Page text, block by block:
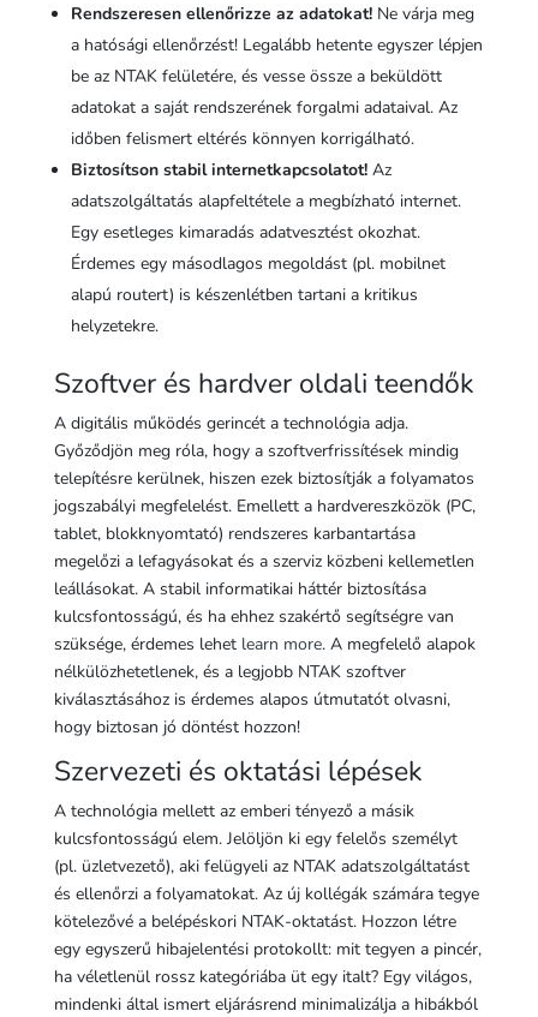
Rendszeresen ellenőrizze az adatokat!Ne várja meg
a hatósági ellenőrzést! Legalább hetente egyszer lépjen
be az NTAK felületére, és vesse össze a beküldött
adatokat a saját rendszerének forgalmi adataival. Az
időben felismert eltérés könnyen korrigálható.
Biztosítson stabil internetkapcsolatot!Az
adatszolgáltatás alapfeltétele a megbízható internet.
Egy esetleges kimaradás adatvesztést okozhat.
Érdemes egy másodlagos megoldást (pl. mobilnet
alapú routert) is készenlétben tartani a kritikus
helyzetekre.
Szoftver és hardver oldali teendők
A digitális működés gerincét a technológia adja.
Győződjön meg róla, hogy a szoftverfrissítések mindig
telepítésre kerülnek, hiszen ezek biztosítják a folyamatos
jogszabályi megfelelést. Emellett a hardvereszközök (PC,
tablet, blokknyomtató) rendszeres karbantartása
megelőzi a lefagyásokat és a szerviz közbeni kellemetlen
leállásokat. A stabil informatikai háttér biztosítása
kulcsfontosságú, és ha ehhez szakértő segítségre van
szüksége, érdemes lehet learn more. A megfelelő alapok
nélkülözhetetlenek, és a legjobb NTAK szoftver
kiválasztásához is érdemes alapos útmutatót olvasni,
hogy biztosan jó döntést hozzon!
Szervezeti és oktatási lépések
A technológia mellett az emberi tényező a másik
kulcsfontosságú elem. Jelöljön ki egy felelős személyt
(pl. üzletvezető), aki felügyeli az NTAK adatszolgáltatást
és ellenőrzi a folyamatokat. Az új kollégák számára tegye
kötelezővé a belépéskori NTAK-oktatást. Hozzon létre
egy egyszerű hibajelentési protokollt: mit tegyen a pincér,
ha véletlenül rossz kategóriába üt egy italt? Egy világos,
mindenki által ismert eljárásrend minimalizálja a hibákból